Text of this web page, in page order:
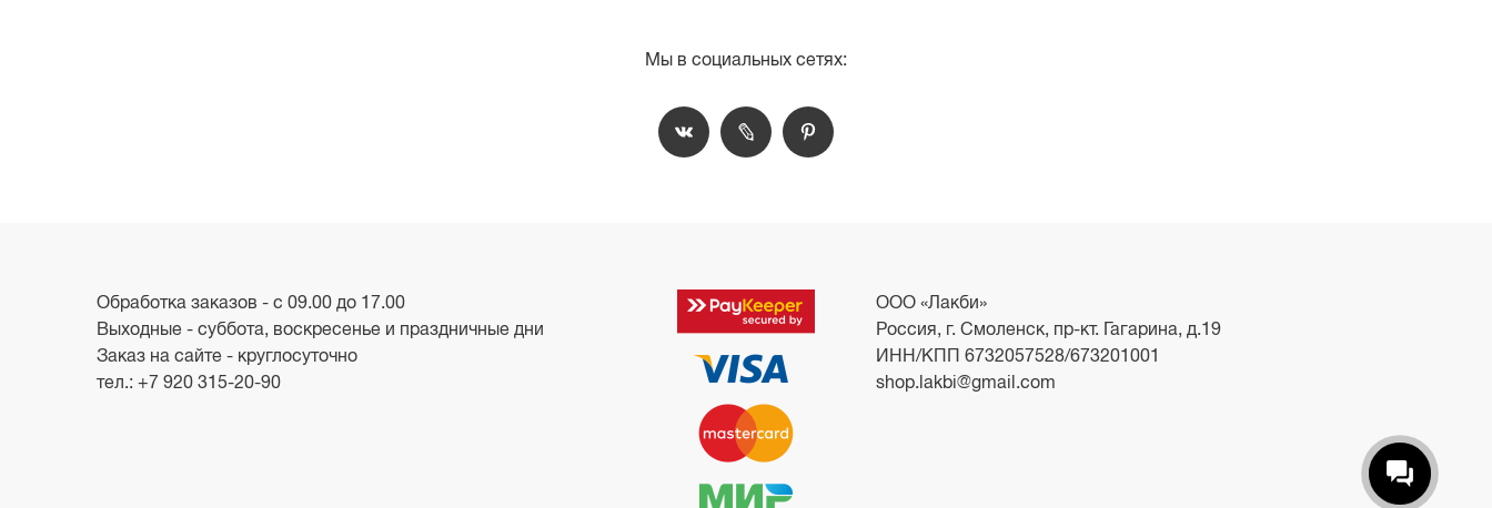
Мы в социальных сетях:
Обработка заказов - с 09.00 до 17.00
Выходные - суббота, воскресенье и праздничные дни
Заказ на сайте - круглосуточно
тел.: +7 920 315-20-90
ООО «Лакби»
Россия, г. Смоленск, пр-кт. Гагарина, д.19
ИНН/КПП 6732057528/673201001
shop.lakbi@gmail.com